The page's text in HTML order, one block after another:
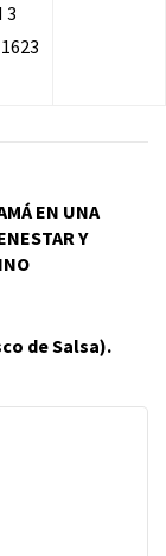
3
EN UNA
Y
de Salsa).